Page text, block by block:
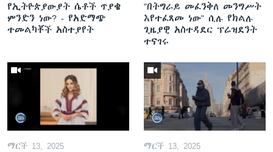
የኢትዮጵያውያት ሴቶች ጥያቄ
ምንድን ነው? - የአድማጭ
ተመልካቾች አስተያየት
"በትግራይ መፈንቅለ መንግሥት
እየተፈጸመ ነው" ሲሉ የክልሉ
ጊዜያዊ አስተዳደር ፕሬዝደንት
ተናገሩ
ማርች 13, 2025 ማርች 13, 2025